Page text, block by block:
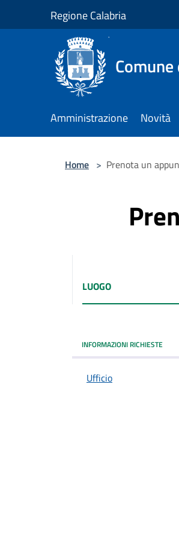
Regione Calabria
Amministrazione Novità
Home > Prenota un
LUOGO
INFORMAZIONI RICHIESTE
Ufficio